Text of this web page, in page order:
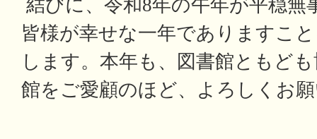
結びに、令和8年の午年が平穏
皆様が幸せな一年でありますこ
します。本年も、図書館ともど
館をご愛顧のほど、よろしくお